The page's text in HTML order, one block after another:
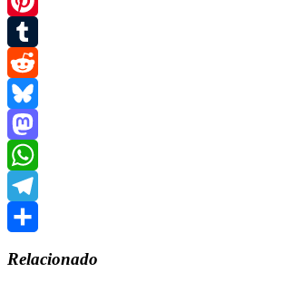
Pinterest
Tumblr
Reddit
Bluesky
Mastodon
WhatsApp
Telegram
Relacionado